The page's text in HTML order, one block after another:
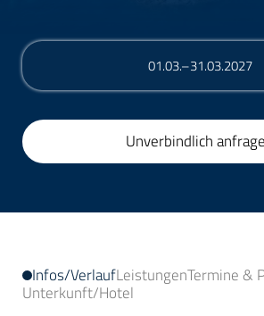
01.03.–31.03.2027
Unverbindlich
Infos/VerlaufLeistungenTermine &
Unterkunft/Hotel